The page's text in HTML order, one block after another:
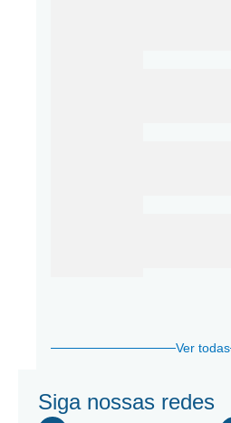
Ver todas
Siga nossas redes